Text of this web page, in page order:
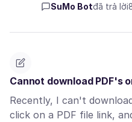
SuMo Botđã trả lời
Cannot download PDF's
Recently, I can't
click on a PDF file link,